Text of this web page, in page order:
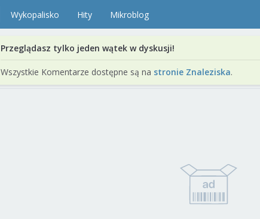
Wykopalisko Hity Mikroblog
Przeglądasz tylko jeden wątek w dyskusji!
Wszystkie Komentarze dostępne są na stronie Znaleziska.